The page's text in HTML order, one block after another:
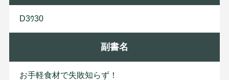
D3ｳ30
副書名
お手軽食材で失敗知らず！